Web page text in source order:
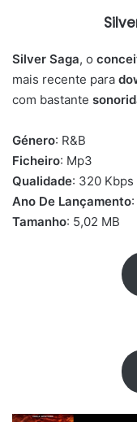
Silver Saga, o
mais recente para
com bastante
Género: R&B
Ficheiro: Mp3
Qualidade: 320 Kbps
Ano De Lançamento
Tamanho: 5,02 MB